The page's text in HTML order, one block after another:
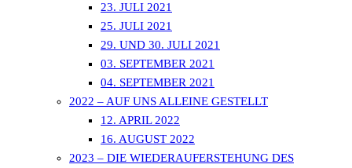
23. JULI 2021
25. JULI 2021
29. UND 30. JULI 2021
03. SEPTEMBER 2021
04. SEPTEMBER 2021
2022 – AUF UNS ALLEINE GESTELLT
12. APRIL 2022
16. AUGUST 2022
2023 – DIE WIEDERAUFERSTEHUNG DES